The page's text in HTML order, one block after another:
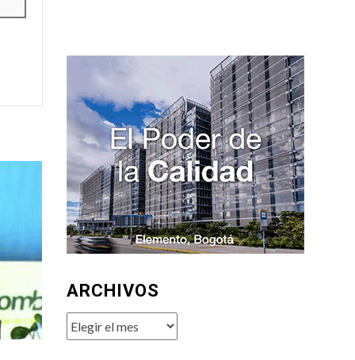
ARCHIVOS
Archivos